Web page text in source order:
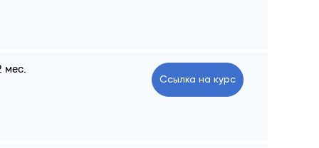
мес.
Ссылка на курс